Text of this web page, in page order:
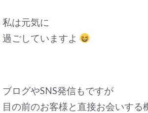
私は元気に
過ごしていますよ
ブログやSNS発信もですが
目の前のお客様と直接お会いする